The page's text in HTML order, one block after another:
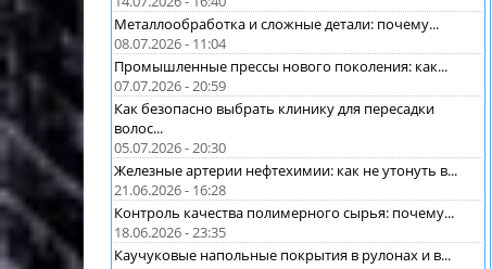
Металлообработка и сложные детали: почему...
08.07.2026 - 11:04
Промышленные прессы нового поколения: как...
07.07.2026 - 20:59
Как безопасно выбрать клинику для пересадки
волос...
05.07.2026 - 20:30
Железные артерии нефтехимии: как не утонуть в...
21.06.2026 - 16:28
Контроль качества полимерного сырья: почему...
18.06.2026 - 23:35
Каучуковые напольные покрытия в рулонах и в...